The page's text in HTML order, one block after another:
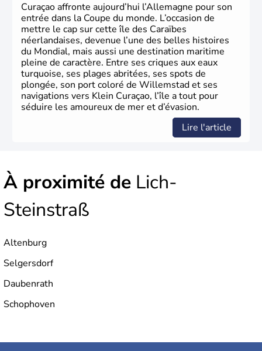
Curaçao affronte aujourd’hui l’Allemagne pour son
entrée dans la Coupe du monde. L’occasion de
mettre le cap sur cette île des Caraïbes
néerlandaises, devenue l’une des belles histoires
du Mondial, mais aussi une destination maritime
pleine de caractère. Entre ses criques aux eaux
turquoise, ses plages abritées, ses spots de
plongée, son port coloré de Willemstad et ses
navigations vers Klein Curaçao, l’île a tout pour
séduire les amoureux de mer et d’évasion.
Lire l'article
À proximité de Lich-
Steinstraß
Altenburg
Selgersdorf
Daubenrath
Schophoven